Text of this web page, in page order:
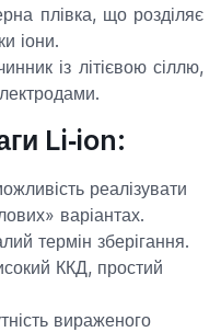
плівка, що розділяє
іони.
із літієвою сіллю,
Li‑ion:
реалізувати
варіантах.
термін зберігання.
ККД, простий
вираженого